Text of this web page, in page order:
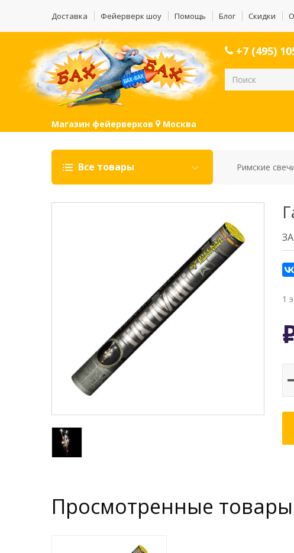
Доставка Фейерверк шоу Помощь Блог Скидки
+7 (495)
Магазин фейерверков Москва
Все товары Римские
1
Просмотренные товары